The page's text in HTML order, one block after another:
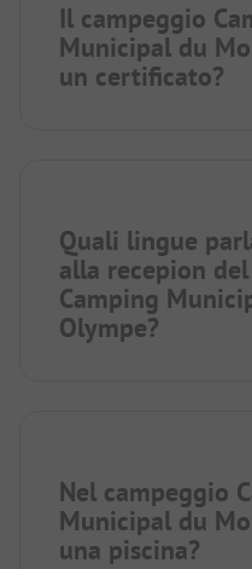
Il campeggio
Municipal du
un certificato?
Quali lingue
alla recepion
Camping
Olympe?
Nel campeggio
Municipal du
una piscina?